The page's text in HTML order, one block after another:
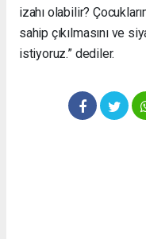
izahı olabilir?
sahip çıkılmasını ve
istiyoruz.” dediler.